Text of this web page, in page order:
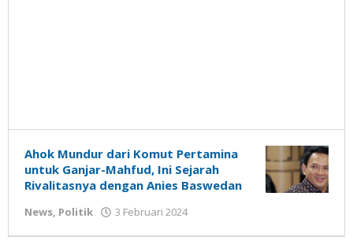
Ahok Mundur dari Komut Pertamina
untuk Ganjar-Mahfud, Ini Sejarah
Rivalitasnya dengan Anies Baswedan
News, Politik 3 Februari 2024
Susanto